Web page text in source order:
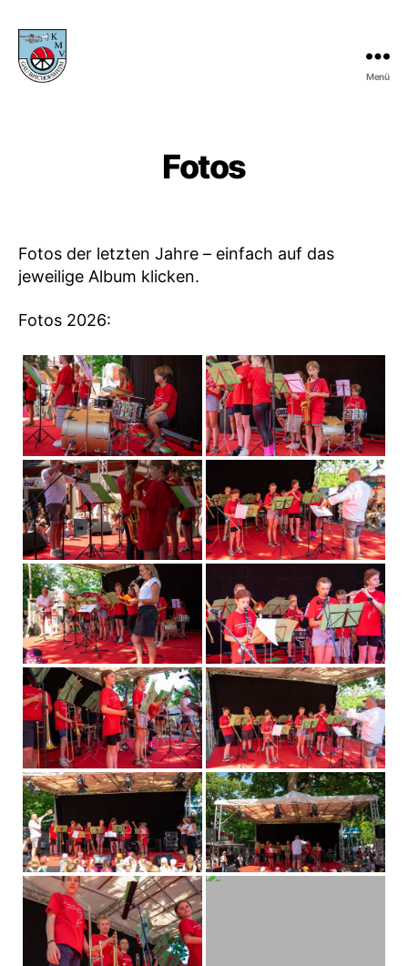
Menü
Fotos
Fotos der letzten Jahre – einfach auf das
jeweilige Album klicken.
Fotos 2026: